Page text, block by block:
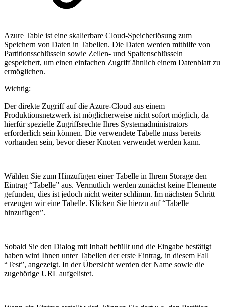
Azure Table ist eine skalierbare Cloud-Speicherlösung zum
Speichern von Daten in Tabellen. Die Daten werden mithilfe von
Partitionsschlüsseln sowie Zeilen- und Spaltenschlüsseln
gespeichert, um einen einfachen Zugriff ähnlich einem Datenblatt zu
ermöglichen.
Wichtig:
Der direkte Zugriff auf die Azure-Cloud aus einem
Produktionsnetzwerk ist möglicherweise nicht sofort möglich, da
hierfür spezielle Zugriffsrechte Ihres Systemadministrators
erforderlich sein können. Die verwendete Tabelle muss bereits
vorhanden sein, bevor dieser Knoten verwendet werden kann.
Wählen Sie zum Hinzufügen einer Tabelle in Ihrem Storage den
Eintrag “Tabelle” aus. Vermutlich werden zunächst keine Elemente
gefunden, dies ist jedoch nicht weiter schlimm. Im nächsten Schritt
erzeugen wir eine Tabelle. Klicken Sie hierzu auf “Tabelle
hinzufügen”.
Sobald Sie den Dialog mit Inhalt befüllt und die Eingabe bestätigt
haben wird Ihnen unter Tabellen der erste Eintrag, in diesem Fall
“Test”, angezeigt. In der Übersicht werden der Name sowie die
zugehörige URL aufgelistet.